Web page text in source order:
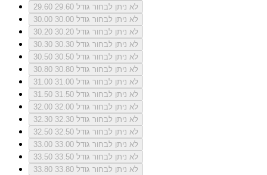
29.60
לא ניתן לבחור גודל 29.60
30.00
לא ניתן לבחור גודל 30.00
30.20
לא ניתן לבחור גודל 30.20
30.30
לא ניתן לבחור גודל 30.30
30.50
לא ניתן לבחור גודל 30.50
30.80
לא ניתן לבחור גודל 30.80
31.00
לא ניתן לבחור גודל 31.00
31.50
לא ניתן לבחור גודל 31.50
32.00
לא ניתן לבחור גודל 32.00
32.30
לא ניתן לבחור גודל 32.30
32.50
לא ניתן לבחור גודל 32.50
33.00
לא ניתן לבחור גודל 33.00
33.50
לא ניתן לבחור גודל 33.50
33.80
לא ניתן לבחור גודל 33.80